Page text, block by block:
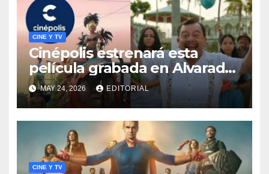
CINE Y TV
Cinépolis estrenará esta
película grabada en Alvarado,
Veracruz
MAY 24, 2026 EDITORIAL
CINE Y TV